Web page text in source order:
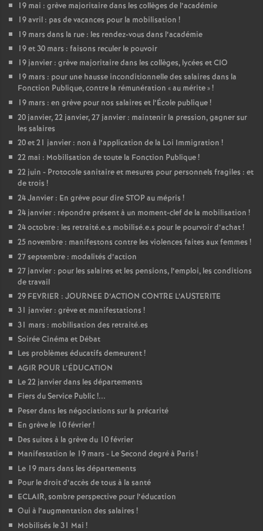
19 mai : grève majoritaire dans les collèges de l’académie
19 avril : pas de vacances pour la mobilisation !
19 mars dans la rue : les rendez-vous dans l’académie
19 et 30 mars : faisons reculer le pouvoir
19 janvier : grève majoritaire dans les collèges, lycées et CIO
19 mars : pour une hausse inconditionnelle des salaires dans la
Fonction Publique, contre la rémunération «au mérite»!
19 mars : en grève pour nos salaires et l’École publique!
20 janvier, 22 janvier, 27 janvier : maintenir la pression, gagner sur
les salaires
20 et 21 janvier : non à l’application de la Loi Immigration !
22 mai : Mobilisation de toute la Fonction Publique!
22 juin - Protocole sanitaire et mesures pour personnels fragiles : et
de trois !
24 Janvier : En grève pour dire STOP au mépris !
24 janvier : répondre présent à un moment-clef de la mobilisation !
24 octobre : les retraité.e.s mobilisé.e.s pour le pourvoir d’achat!
25 novembre : manifestons contre les violences faites aux femmes !
27 septembre : modalités d’action
27 janvier : pour les salaires et les pensions, l’emploi, les conditions
de travail
29 FEVRIER : JOURNEE D’ACTION CONTRE L’AUSTERITE
31 janvier : grève et manifestations !
31 mars : mobilisation des retraité.es
Soirée Cinéma et Débat
Les problèmes éducatifs demeurent!
AGIR POUR L’ÉDUCATION
Le 22 janvier dans les départements
Fiers du Service Public!...
Peser dans les négociations sur la précarité
En grève le 10 février!
Des suites à la grève du 10 février
Manifestation le 19 mars - Le Second degré à Paris !
Le 19 mars dans les départements
Pour le droit d’accès de tous à la santé
ECLAIR, sombre perspective pour l’éducation
Oui à l’augmentation des salaires !
Mobilisés le 31 Mai !